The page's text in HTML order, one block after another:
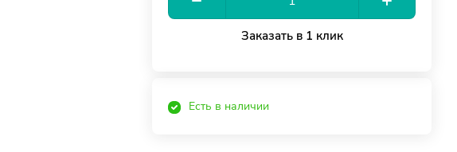
Заказать в 1 клик
Есть в наличии